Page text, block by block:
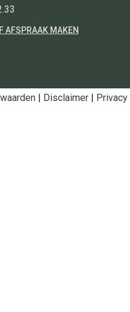
AFSPRAAK MAKEN
| Disclaimer |